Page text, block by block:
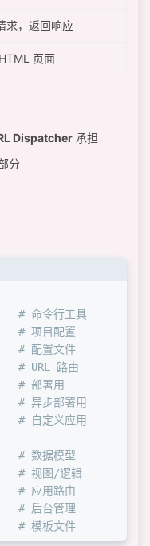
求，返回响应
页面
Dispatcher 承担
分
# 命令行工具
项目配置
# 配置文件
URL 路由
# 部署用
异步部署用
自定义应用
# 数据模型
# 视图/逻辑
应用路由
# 后台管理
模板文件